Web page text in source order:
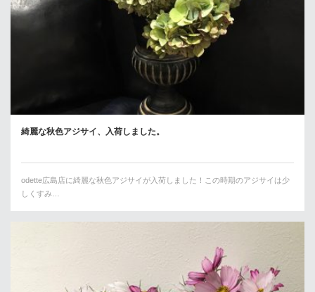
綺麗な秋色アジサイ、入荷しました。
odette広島店に綺麗な秋色アジサイが入荷しました！この時期のアジサイは少
しくすみ…